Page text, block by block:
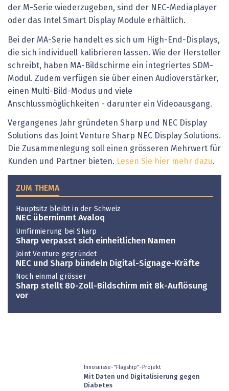
der M-Serie wiederzugeben, sind der NEC-Mediaplayer
oder das Intel Smart Display Module erhältlich.
Bei der MA-Serie handelt es sich um High-End-Displays,
die sich individuell kalibrieren lassen. Wie der Hersteller
schreibt, haben MA-Bildschirme ein integriertes SDM-
Modul. Zudem verfügen sie über einen Audioverstärker,
einen Multi-Bild-Modus und viele
Anschlussmöglichkeiten - darunter ein Videoausgang.
Vergangenes Jahr gründeten Sharp und NEC Display
Solutions das Joint Venture Sharp NEC Display Solutions.
Die Zusammenlegung soll einen grösseren Mehrwert für
Kunden und Partner bieten. Lesen Sie hier mehr dazu.
ZUM THEMA
Hauptsitz bleibt in der Schweiz
NEC übernimmt Avaloq
Umfirmierung bei Sharp
Sharp verpasst sich einheitlichen Namen
Joint Venture gegründet
NEC und Sharp bündeln Digital-Signage-Kräfte
Noch einmal grösser
Sharp stellt 80-Zoll-Bildschirm mit 8k-Auflösung
vor
Innosuisse-"Flagship"-Projekt
Mit Daten und Digitalisierung gegen
Diabetes